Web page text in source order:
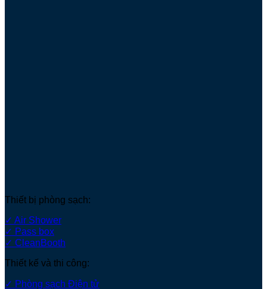
Thiết bị phòng sạch:
✓ Air Shower
✓ Pass box
✓ CleanBooth
Thiết kế và thi công:
✓ Phòng sạch Điện tử